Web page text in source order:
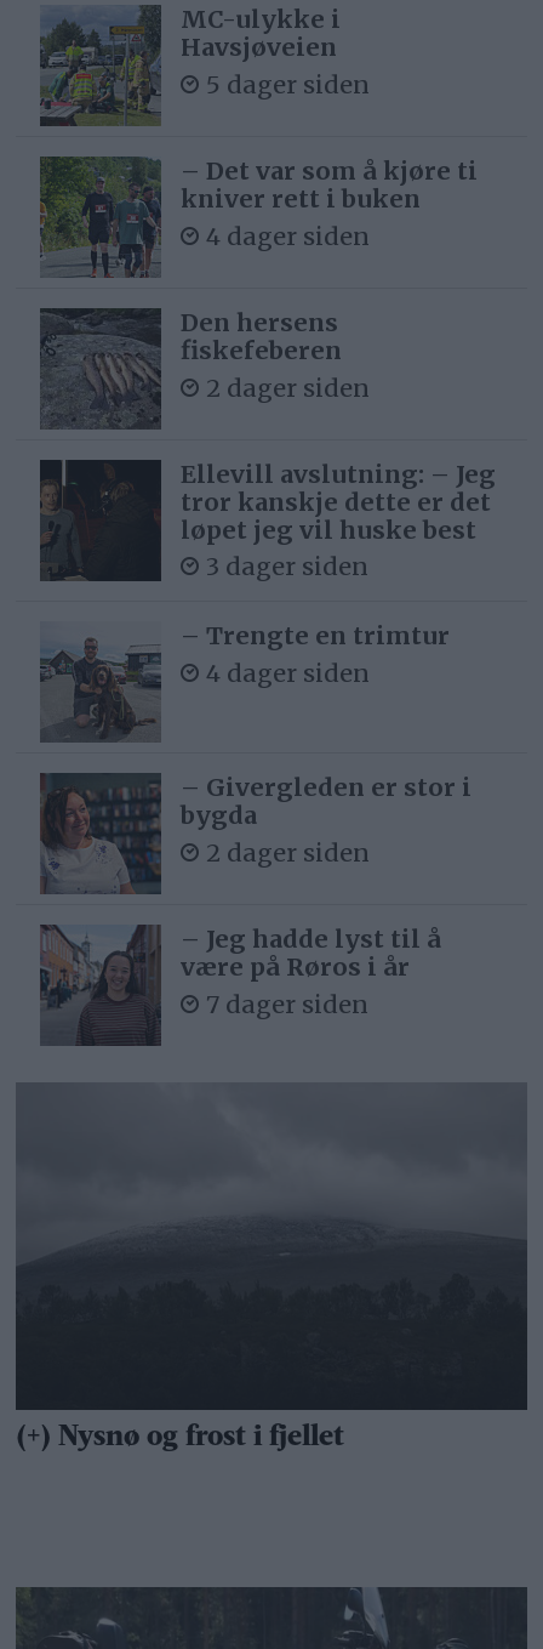
MC-ulykke i
Havsjøveien
5 dager siden
– Det var som å kjøre ti
kniver rett i buken
4 dager siden
Den hersens
fiskefeberen
2 dager siden
Ellevill avslutning: – Jeg
tror kanskje dette er det
løpet jeg vil huske best
3 dager siden
– Trengte en trimtur
4 dager siden
– Givergleden er stor i
bygda
2 dager siden
– Jeg hadde lyst til å
være på Røros i år
7 dager siden